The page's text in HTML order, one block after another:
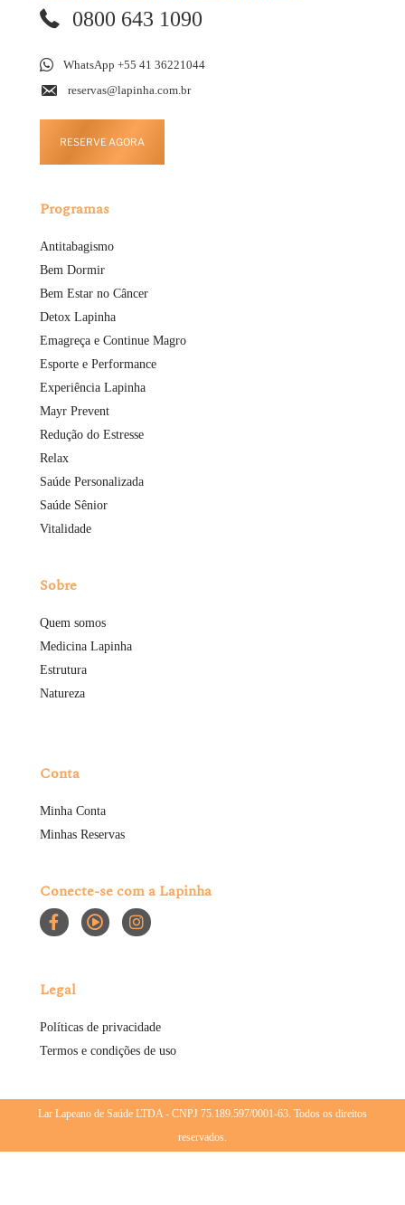
0800 643 1090
WhatsApp +55 41 36221044
reservas@lapinha.com.br
RESERVE AGORA
Programas
Antitabagismo
Bem Dormir
Bem Estar no Câncer
Detox Lapinha
Emagreça e Continue Magro
Esporte e Performance
Experiência Lapinha
Mayr Prevent
Redução do Estresse
Relax
Saúde Personalizada
Saúde Sênior
Vitalidade
Sobre
Quem somos
Medicina Lapinha
Estrutura
Natureza
Conta
Minha Conta
Minhas Reservas
Conecte-se com a Lapinha
Legal
Políticas de privacidade
Termos e condições de uso
Lar Lapeano de Saúde LTDA - CNPJ 75.189.597/0001-63. Todos os direitos
reservados.